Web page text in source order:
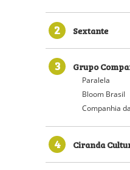
2 Sextante
3 Grupo
Paralela
Bloom Brasil
Companhia
4 Ciranda